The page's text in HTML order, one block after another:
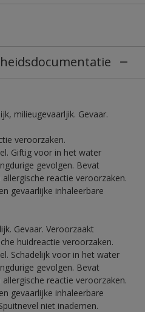
milieugevaarljik. Gevaar.
veroorzaken.
Giftig voor in het water
gevolgen. Bevat
reactie veroorzaken.
gevaarlijke inhaleerbare
Gevaar. Veroorzaakt
huidreactie veroorzaken.
Schadelijk voor in het water
gevolgen. Bevat
reactie veroorzaken.
gevaarlijke inhaleerbare
niet inademen.